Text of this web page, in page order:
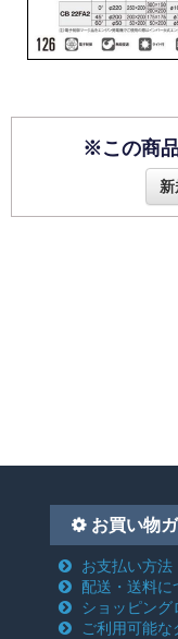
※この商
お買い物
お支払い方法
配送・送料に
ショッピング
ご利用可能な